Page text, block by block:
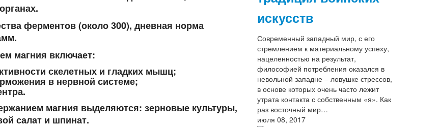
ферментов (около 300), дневная норма
магния включает:
скелетных и гладких мышц;
в нервной системе;
магния выделяются: зерновые культуры,
салат и шпинат.
искусств
Современный западный мир, с его
стремлением к материальному успеху,
нацеленностью на результат,
философией потребления оказался в
невольной западне – ловушке стрессов,
в основе которых очень часто лежит
утрата контакта с собственным «я». Как
раз восточный мир…
июля 08, 2017